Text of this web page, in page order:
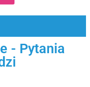
- Pytania